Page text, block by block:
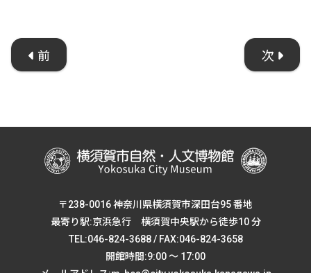
前 次
〒238-0016 神奈川県横須賀市深田台95 番地
最寄り駅:京浜急行 横須賀中央駅から徒歩10 分
TEL:046-824-3688 / FAX:046-824-3658
開館時間:9:00 ～ 17:00